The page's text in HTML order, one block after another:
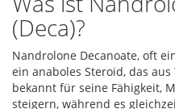
(Deca)?
Nandrolone Decanoate, oft
ein anaboles Steroid, das
bekannt für seine Fähigkeit,
steigern, während es